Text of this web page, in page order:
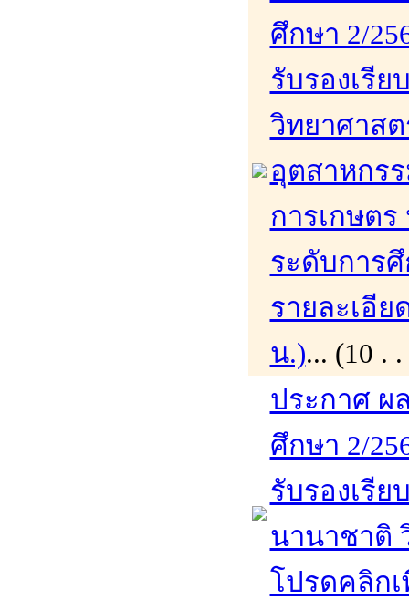
ศึกษา 2/
รับรองเรี
วิทยาศาส
อุตสาหกร
การเกษต
ระดับการ
รายละเอีย
น.)... (10
ประกาศ ผ
ศึกษา 2/
รับรองเรีย
นานาชาติ
โปรดคลิก